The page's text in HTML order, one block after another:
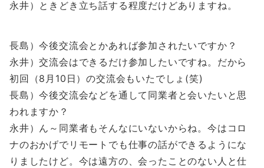
永井）ときどき立ち話する程度だけどありますね。
長島）今後交流会とかあれば参加されたいですか？
永井）交流会はできるだけ参加したいですね。だから
初回（8月10日）の交流会もいたでしょ(笑)
長島）今後交流会などを通して同業者と会いたいと思
われますか？
永井）ん～同業者もそんなにいないからね。今はコロ
ナのおかげでリモートでも仕事の話ができるようにな
りましたけど。今は遠方の、会ったことのない人と仕